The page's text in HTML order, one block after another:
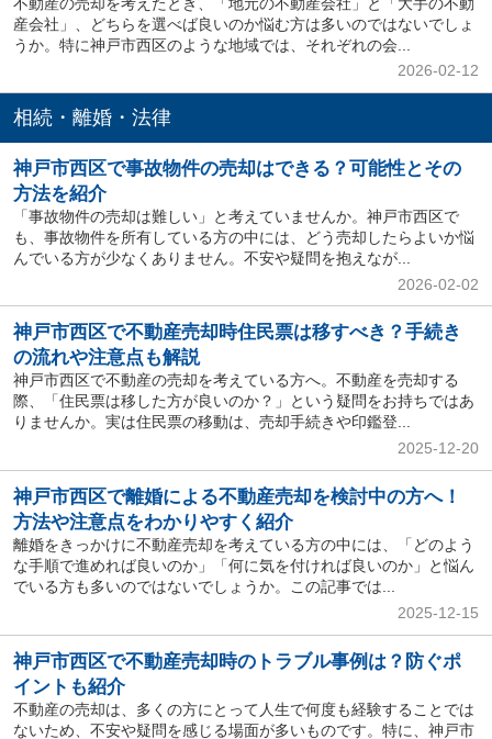
産会社」、どちらを選べば良いのか悩む方は多いのではないでしょ
うか。特に神戸市西区のような地域では、それぞれの会...
2026-02-12
相続・離婚・法律
神戸市西区で事故物件の売却はできる？可能性とその
方法を紹介
「事故物件の売却は難しい」と考えていませんか。神戸市西区で
も、事故物件を所有している方の中には、どう売却したらよいか悩
んでいる方が少なくありません。不安や疑問を抱えなが...
2026-02-02
神戸市西区で不動産売却時住民票は移すべき？手続き
の流れや注意点も解説
神戸市西区で不動産の売却を考えている方へ。不動産を売却する
際、「住民票は移した方が良いのか？」という疑問をお持ちではあ
りませんか。実は住民票の移動は、売却手続きや印鑑登...
2025-12-20
神戸市西区で離婚による不動産売却を検討中の方へ！
方法や注意点をわかりやすく紹介
離婚をきっかけに不動産売却を考えている方の中には、「どのよう
な手順で進めれば良いのか」「何に気を付ければ良いのか」と悩ん
でいる方も多いのではないでしょうか。この記事では...
2025-12-15
神戸市西区で不動産売却時のトラブル事例は？防ぐポ
イントも紹介
不動産の売却は、多くの方にとって人生で何度も経験することでは
ないため、不安や疑問を感じる場面が多いものです。特に、神戸市